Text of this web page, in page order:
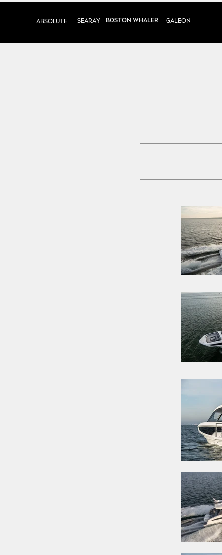
ABSOLUTE SEARAY BOSTON WHALER GALEON